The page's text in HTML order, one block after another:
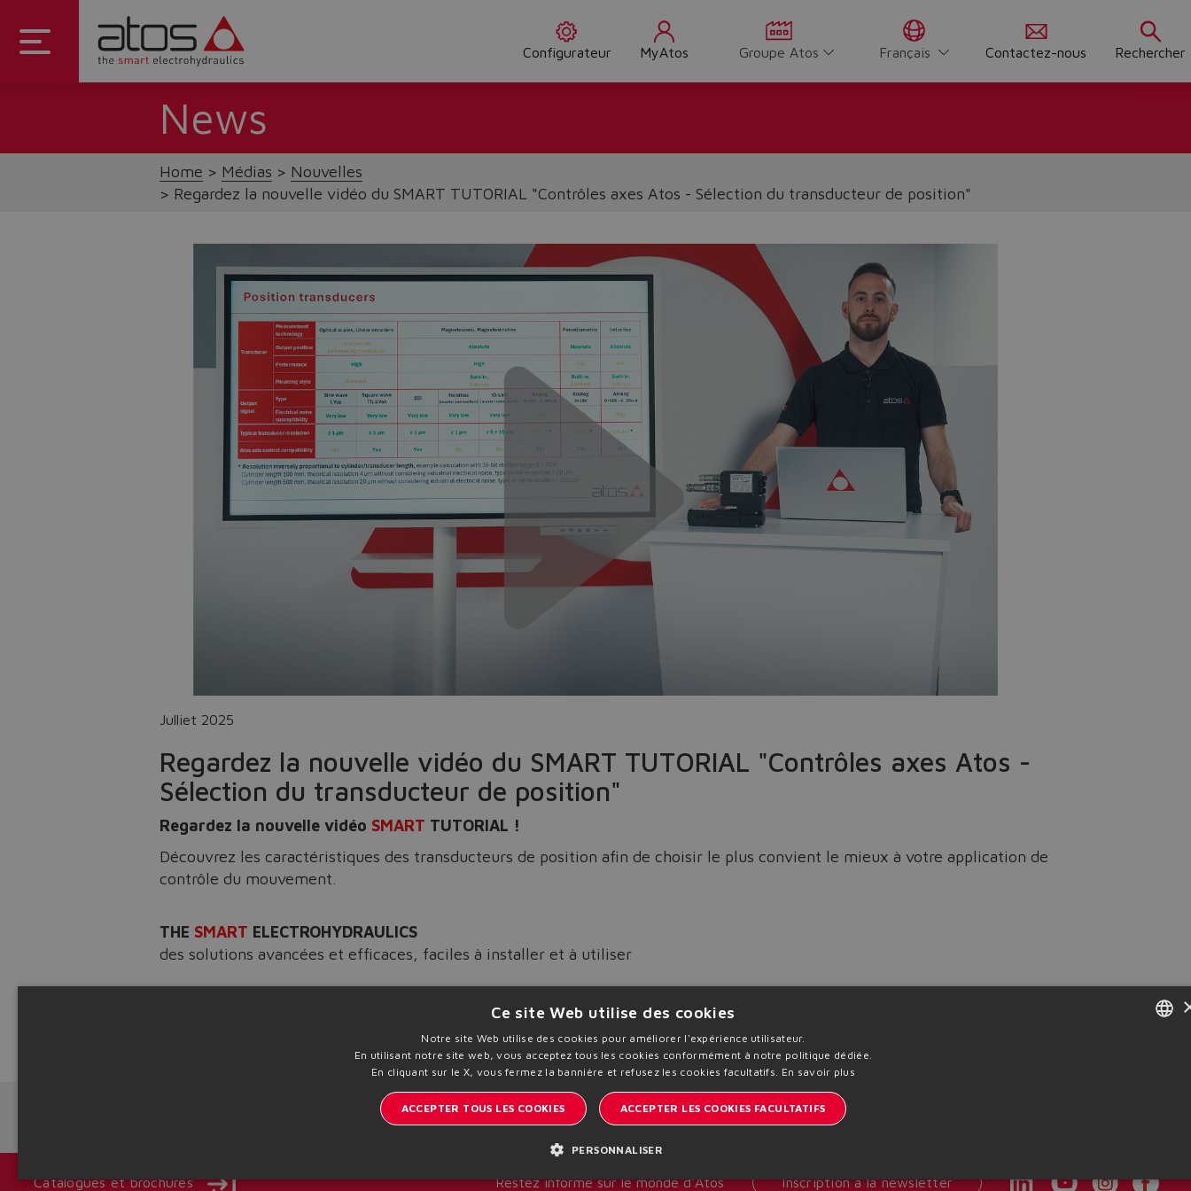
Configurateur MyAtos Groupe Atos Français Contactez-nous Rechercher
Do you want to leave the configurator?
The running selection will be lost.
No
News
Home Médias
Nouvelles
Regardez la nouvelle vidéo du SMART TUTORIAL "Contrôles axes Atos - Sélection du transducteur de position"
Julliet 2025
Regardez la nouvelle vidéo du SMART TUTORIAL "Contrôles axes Atos -
Sélection du transducteur de position"
Regardez la nouvelle vidéo SMART TUTORIAL !
Découvrez les caractéristiques des transducteurs de position afin de choisir le plus convient le mieux à votre application de
contrôle du mouvement.
THE SMART ELECTROHYDRAULICS
des solutions avancées et efficaces, faciles à installer et à utiliser
www.atos.com.
Catalogues et brochures Restez informé sur le monde d'Atos Inscription à la newsletter
FRENCH
Ce site Web utilise des cookies
Notre site Web utilise des cookies pour améliorer l'expérience utilisateur.
En utilisant notre site web, vous acceptez tous les cookies conformément à notre politique dédiée.
En cliquant sur le X, vous fermez la bannière et refusez les cookies facultatifs. En savoir plus
ACCEPTER TOUS LES COOKIES ACCEPTER LES COOKIES FACULTATIFS
PERSONNALISER